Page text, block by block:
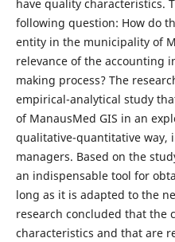
have quality characteristics.
following question: How do
entity in the municipality of
relevance of the accounting
making process? The
empirical-analytical study
of ManausMed GIS in an
qualitative-quantitative way,
managers. Based on the
an indispensable tool for
long as it is adapted to the
research concluded that the
characteristics and that are